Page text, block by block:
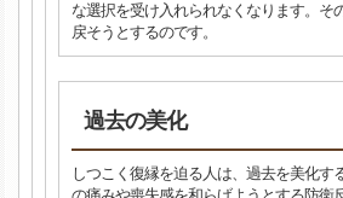
な選択を受け入れられなくなります。そ
戻そうとするのです。
過去の美化
しつこく復縁を迫る人は、過去を美化